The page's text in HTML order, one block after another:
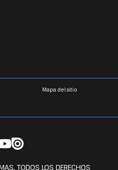
Mapa del sitio
TODOS LOS DERECHOS